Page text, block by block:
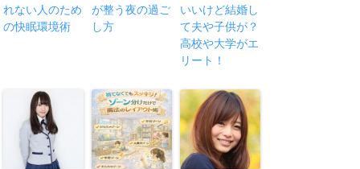
れない人のため
の快眠環境術
が整う夜の過ご
し方
いいけど結婚し
て夫や子供が？
高校や大学がエ
リート！